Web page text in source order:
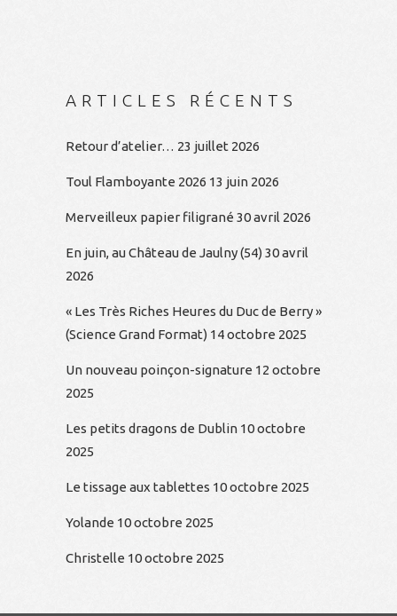
ARTICLES RÉCENTS
Retour d’atelier… 23 juillet 2026
Toul Flamboyante 2026 13 juin 2026
Merveilleux papier filigrané 30 avril 2026
En juin, au Château de Jaulny (54)30 avril
2026
« Les Très Riches Heures du Duc de Berry »
(Science Grand Format) 14 octobre 2025
Un nouveau poinçon-signature 12 octobre
2025
Les petits dragons de Dublin 10 octobre
2025
Le tissage aux tablettes 10 octobre 2025
Yolande 10 octobre 2025
Christelle 10 octobre 2025